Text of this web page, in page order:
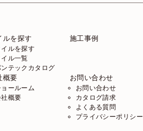
ルを探す
イルを探す
イル一覧
ンテックカタログ
施工事例
概要
ョールーム
概要
お問い合わせ
お問い合わせ
カタログ請求
よくある質問
プライバシーポリシー